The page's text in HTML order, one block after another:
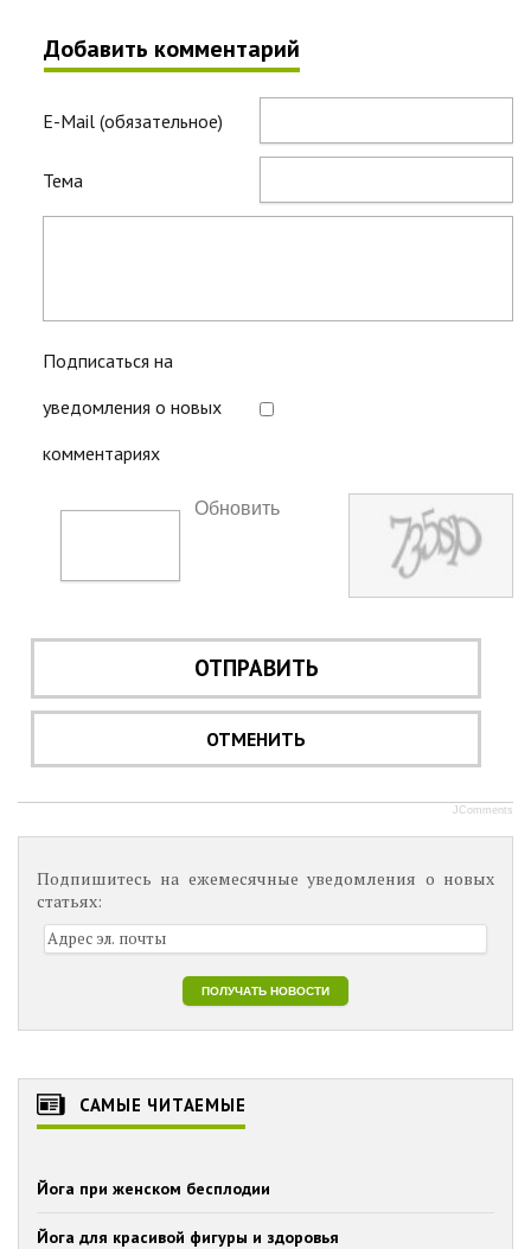
Добавить комментарий
E-Mail (обязательное)
Тема
Подписаться на
уведомления о новых
комментариях
Обновить
ОТПРАВИТЬ
ОТМЕНИТЬ
JComments
Подпишитесь на ежемесячные уведомления о новых
статьях:
САМЫЕ ЧИТАЕМЫЕ
Йога при женском бесплодии
Йога для красивой фигуры и здоровья